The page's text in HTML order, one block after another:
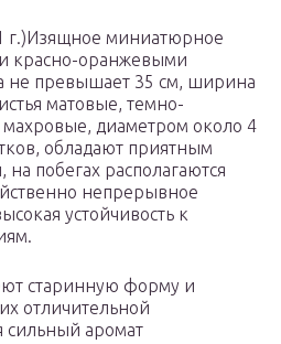
г.)Изящное миниатюрное
красно-оранжевыми
не превышает 35 см, ширина
матовые, темно-
махровые, диаметром около 4
обладают приятным
побегах располагаются
непрерывное
устойчивость к
старинную форму и
отличительной
сильный аромат